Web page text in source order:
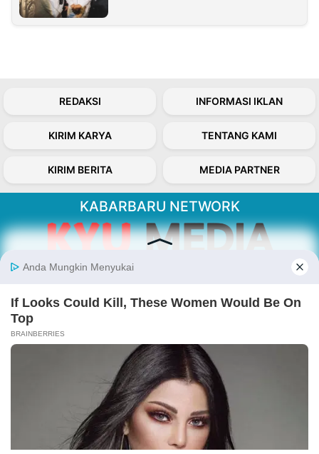
REDAKSI INFORMASI IKLAN
KIRIM KARYA TENTANG KAMI
KIRIM BERITA MEDIA PARTNER
KABARBARU NETWORK
Follow Kabarbaru